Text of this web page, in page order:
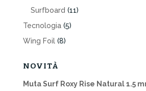
Surfboard (11)
Tecnologia (5)
Wing Foil (8)
NOVITÀ
Muta Surf Roxy Rise Natural 1.5